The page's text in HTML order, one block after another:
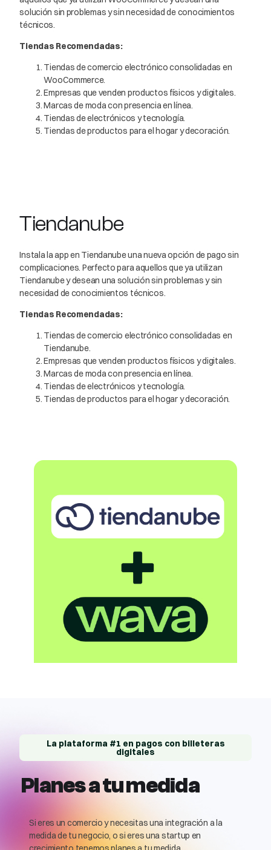
solución sin problemas y sin necesidad de conocimientos
técnicos.
Tiendas Recomendadas:
Tiendas de comercio electrónico consolidadas en
WooCommerce.
Empresas que venden productos físicos y digitales.
Marcas de moda con presencia en línea.
Tiendas de electrónicos y tecnología.
Tiendas de productos para el hogar y decoración.
Tiendanube
Instala la app en Tiendanube una nueva opción de pago sin
complicaciones. Perfecto para aquellos que ya utilizan
Tiendanube y desean una solución sin problemas y sin
necesidad de conocimientos técnicos.
Tiendas Recomendadas:
Tiendas de comercio electrónico consolidadas en
Tiendanube.
Empresas que venden productos físicos y digitales.
Marcas de moda con presencia en línea.
Tiendas de electrónicos y tecnología.
Tiendas de productos para el hogar y decoración.
La plataforma #1 en pagos con billeteras
digitales
Planes a tu medida
Si eres un comercio y necesitas una integración a la
medida de tu negocio, o si eres una startup en